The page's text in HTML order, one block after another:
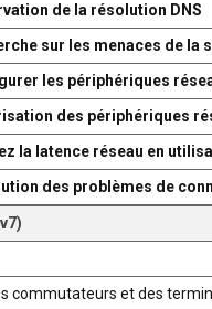
de la résolution DNS
sur les menaces de la
les périphériques
des périphériques
la latence réseau en
des problèmes de
commutateurs et des